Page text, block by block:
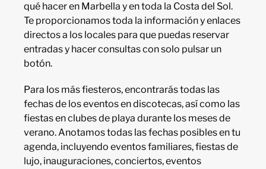
qué hacer en Marbella y en toda la Costa del Sol.
Te proporcionamos toda la información y enlaces
directos a los locales para que puedas reservar
entradas y hacer consultas con solo pulsar un
botón.
Para los más fiesteros, encontrarás todas las
fechas de los eventos en discotecas, así como las
fiestas en clubes de playa durante los meses de
verano. Anotamos todas las fechas posibles en tu
agenda, incluyendo eventos familiares, fiestas de
lujo, inauguraciones, conciertos, eventos